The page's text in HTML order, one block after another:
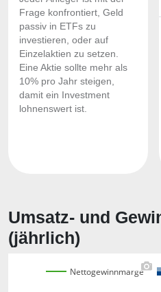
Frage konfrontiert, Geld
passiv in ETFs zu
investieren, oder auf
Einzelaktien zu setzen.
Eine Aktie sollte mehr als
10% pro Jahr steigen,
damit ein Investment
lohnenswert ist.
Umsatz- und
(jährlich)
Nettogewinnmarge